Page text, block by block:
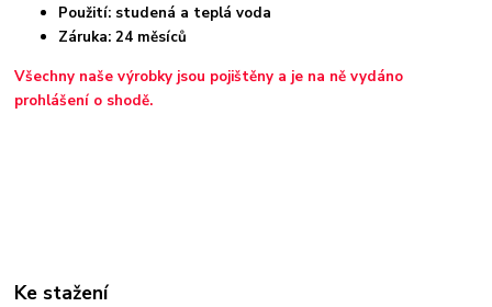
Použití: studená a teplá voda
Záruka: 24 měsíců
Všechny naše výrobky jsou pojištěny a je na ně vydáno
prohlášení o shodě.
Ke stažení